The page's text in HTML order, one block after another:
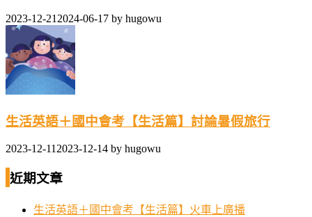
2023-12-21 2024-06-17 by hugowu
生活英語＋國中會考【生活篇】討論暑假旅行
2023-12-11 2023-12-14 by hugowu
近期文章
生活英語＋國中會考【生活篇】火車上廣播